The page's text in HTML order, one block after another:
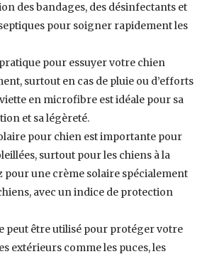
des bandages, des désinfectants et
pour soigner rapidement les
pour essuyer votre chien
surtout en cas de pluie ou d’efforts
en microfibre est idéale pour sa
et sa légèreté.
pour chien est importante pour
surtout pour les chiens à la
pour une crème solaire spécialement
avec un indice de protection
peut être utilisé pour protéger votre
extérieurs comme les puces, les